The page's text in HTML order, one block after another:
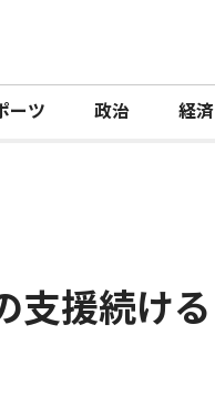
ーツ 政治 経済
支援続ける